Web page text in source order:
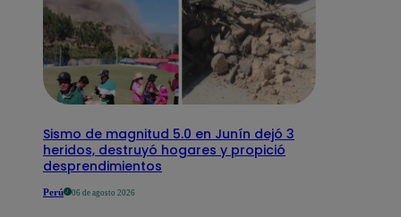
Sismo de magnitud 5.0 en Junín dejó 3
heridos, destruyó hogares y propició
desprendimientos
Perú 06 de agosto 2026